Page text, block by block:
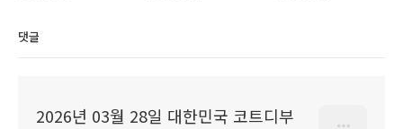
댓글
2026년 03월 28일 대한민국 코트디부